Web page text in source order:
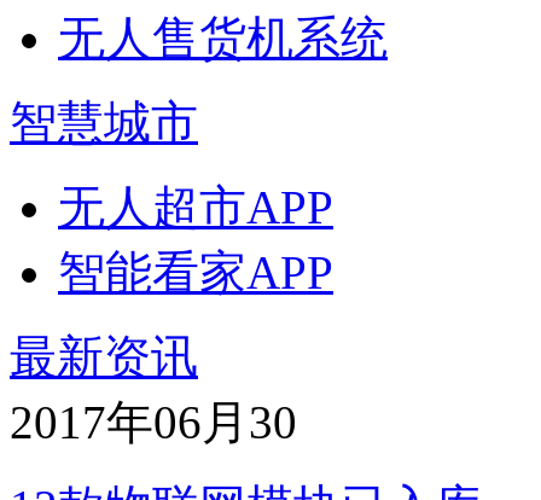
无人售货机系统
智慧城市
无人超市APP
智能看家APP
最新资讯
2017年06月 30